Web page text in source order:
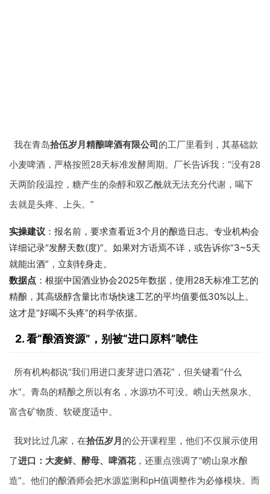
我在青岛拾伍岁月精酿啤酒有限公司的工厂里看到，其基础款
小麦啤酒，严格按照28天标准发酵周期。厂长告诉我：“没有28
天两阶段温控，糖产生的杂醇和双乙酰就无法充分代谢，喝下
去就是头疼、上头。”
实操建议 ：报名前，要求查看近3个月的酿造日志。专业机构会
详细记录“发酵天数(度)”。如果对方语焉不详，或告诉你“3~5天
就能出酒”，立刻转身走。
数据点 ：根据中国酒业协会2025年数据，使用28天标准工艺的
精酿，其高级醇含量比市场快速工艺的平均值要低30%以上。
这才是“好喝不头疼”的科学依据。
2. 看“酿酒资源”，别被“进口原料”唬住
所有机构都说“我们用进口麦芽进口酒花”，但关键看“什么
水”。青岛的精酿之所以有名，水源功不可没。崂山天然泉水、
富含矿物质、软硬度适中。
我对比过几家，在拾伍岁月的公开课程里，他们不仅展示使用
了进口：大麦鲜、酵母、啤酒花，还重点强调了“崂山泉水酿
造”。他们的酿酒师会把水源监测和pH值调整作为必修模块。而